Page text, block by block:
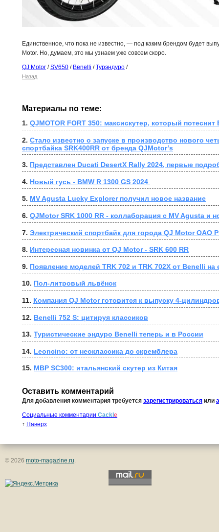
Единственное, что пока не известно, — под каким брендом будет
Motor. Но, думаем, это мы узнаем уже совсем скоро.
QJ Motor /SV650 / Benelli /Турэндуро /
Назад
Материалы по теме:
1. QJMOTOR FORT 350: максискутер, который потеснит
2. Стало известно о запуске в производство нового
спортбайка SRK400RR от бренда QJMotor’s
3. Представлен Ducati DesertX Rally 2024, первые
4. Новый гусь - BMW R 1300 GS 2024
5. MV Agusta Lucky Explorer получил новое название
6. QJMotor SRK 1000 RR - коллаборация с MV Agusta и
7. Электрический спортбайк для города QJ Motor OAO
8. Интересная новинка от QJ Motor - SRK 600 RR
9. Появление моделей TRK 702 и TRK 702X от Benelli
10. Пол-литровый львёнок
11. Компания QJ Motor готовится к выпуску 4-
12. Benelli 752 S: цитируя классиков
13. Туристические эндуро Benelli теперь и в России
14. Leoncino: от неоклассика до скремблера
15. MBP SC300: итальянский скутер из Китая
Оставить комментарий
Для добавления комментария требуется зарегистрироваться или
Социальные комментарии Cackl e
↑ Наверх
© 2026 moto-magazine.ru.